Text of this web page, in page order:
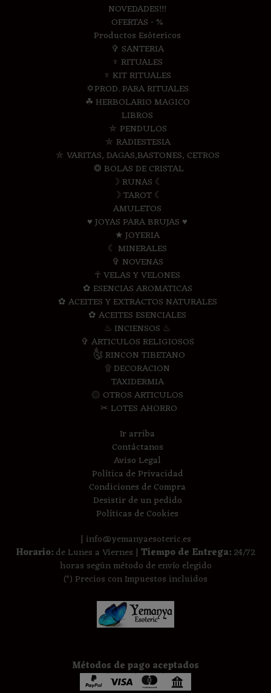
NOVEDADES!!!
OFERTAS - %
Productos Esótericos
✞ SANTERIA
♆ RITUALES
♆ KIT RITUALES
✡PROD. PARA RITUALES
☘ HERBOLARIO MAGICO
LIBROS
⛤ PENDULOS
⛤ RADIESTESIA
⛤ VARITAS, DAGAS,BASTONES, CETROS
❂ BOLAS DE CRISTAL
☽ RUNAS ☾
☽ TAROT ☾
AMULETOS
♥ JOYAS PARA BRUJAS ♥
★ JOYERIA
☾ MINERALES
✞ NOVENAS
☥ VELAS Y VELONES
✿ ESENCIAS AROMATICAS
✿ ACEITES Y EXTRACTOS NATURALES
✿ ACEITES ESENCIALES
♨ INCIENSOS ♨
✞ ARTICULOS RELIGIOSOS
༃ RINCON TIBETANO
۩ DECORACION
TAXIDERMIA
۞ OTROS ARTICULOS
✂ LOTES AHORRO
Ir arriba
Contáctanos
Aviso Legal
Política de Privacidad
Condiciones de Compra
Desistir de un pedido
Políticas de Cookies
| info@yemanyaesoteric.es
Horario:de Lunes a Viernes | Tiempo de Entrega:24/72
horas según método de envío elegido
(*) Precios con Impuestos incluidos
Métodos de pago aceptados